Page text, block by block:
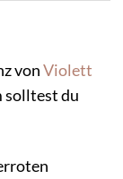
vonViolett
solltest du